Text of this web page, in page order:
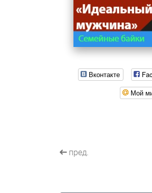
Вконтакте
Мой
пред.